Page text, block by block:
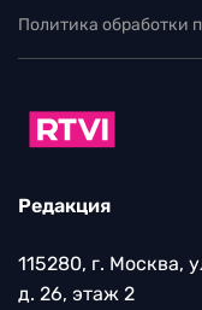
Политика обработки
Редакция
115280, г. Москва,
д. 26, этаж 2